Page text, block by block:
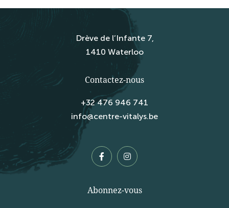
Drève de l’Infante 7,
1410 Waterloo
Contactez-nous
+32 476 946 741
info@centre-vitalys.be
Abonnez-vous